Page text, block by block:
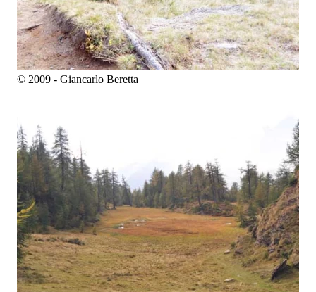
© 2009 - Giancarlo Beretta